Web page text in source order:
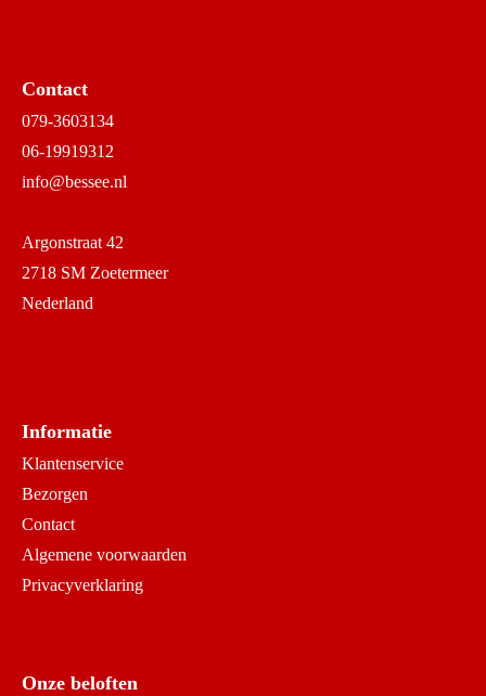
Contact
079-3603134
06-19919312
info@bessee.nl
Argonstraat 42
2718 SM Zoetermeer
Nederland
Informatie
Klantenservice
Bezorgen
Contact
Algemene voorwaarden
Privacyverklaring
Onze beloften